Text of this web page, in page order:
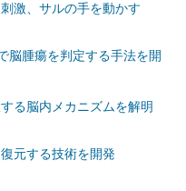
激、サルの手を動かす
脳腫瘍を判定する手法を開
る脳内メカニズムを解明
元する技術を開発